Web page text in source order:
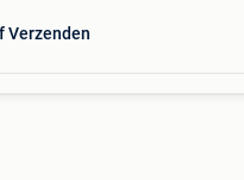
Verzenden